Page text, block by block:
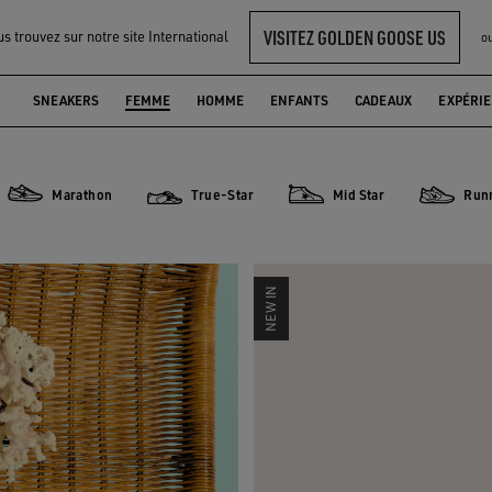
trouvez sur notre site International VISITEZ GOLDEN GOOSE US ou
SNEAKERS FEMME HOMME ENFANTS CADEAUX
Marathon True-Star Mid Star
NEW IN